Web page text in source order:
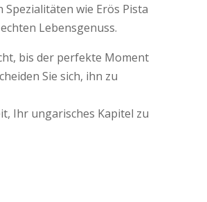
Spezialitäten wie Erös Pista
Lebensgenuss.
bis der perfekte Moment
Sie sich, ihn zu
Ihr ungarisches Kapitel zu